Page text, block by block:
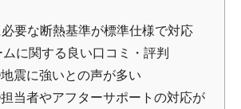
要な断熱基準が標準仕様で対応
ムに関する良い口コミ・評判
震に強いとの声が多い
当者やアフターサポートの対応が